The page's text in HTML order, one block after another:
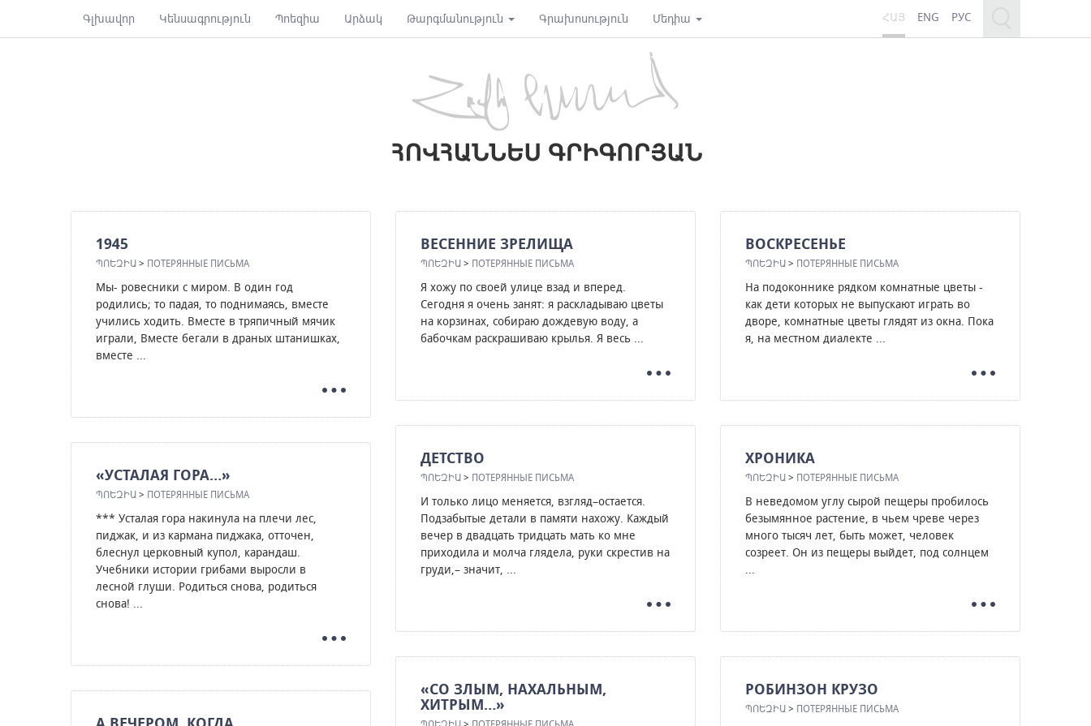
Գլխավոր Կենսագրություն Պոեզիա Արձակ Թարգմանություն Գրախոսություն Մեդիա ՀԱՅ ENG РУС
1945
ՊՈԵԶԻԱ> ПОТЕРЯННЫЕ ПИСЬМА
Мы- ровесники с миром. В один год
родились; то падая, то поднимаясь, вместе
учились ходить. Вместе в тряпичный мячик
играли, Вместе бегали в драных штанишках,
вместе ...
ВЕСЕННИЕ ЗРЕЛИЩА
ՊՈԵԶԻԱ> ПОТЕРЯННЫЕ ПИСЬМА
Я хожу по своей улице взад и вперед.
Сегодня я очень занят: я раскладываю цветы
на корзинах, собираю дождевую воду, а
бабочкам раскрашиваю крылья. Я весь ...
ВОСКРЕСЕНЬЕ
ՊՈԵԶԻԱ> ПОТЕРЯННЫЕ ПИСЬМА
На подоконнике рядком комнатные цветы -
как дети которых не выпускают играть во
дворе, комнатные цветы глядят из окна. Пока
я, на местном диалекте ...
ДЕТСТВО
ՊՈԵԶԻԱ> ПОТЕРЯННЫЕ ПИСЬМА
И только лицо меняется, взгляд–остается.
Подзабытые детали в памяти нахожу. Каждый
вечер в двадцать тридцать мать ко мне
приходила и молча глядела, руки скрестив на
груди,– значит, ...
ХРОНИКА
ՊՈԵԶԻԱ> ПОТЕРЯННЫЕ ПИСЬМА
В неведомом углу сырой пещеры пробилось
безымянное растение, в чьем чреве через
много тысяч лет, быть может, человек
созреет. Он из пещеры выйдет, под солнцем
«УСТАЛАЯ ГОРА…»
ՊՈԵԶԻԱ> ПОТЕРЯННЫЕ ПИСЬМА
*** Усталая гора накинула на плечи лес,
пиджак, и из кармана пиджака, отточен,
блеснул церковный купол, карандаш.
Учебники истории грибами выросли в
лесной глуши. Родиться снова, родиться
снова! ...
«СО ЗЛЫМ, НАХАЛЬНЫМ,
ХИТРЫМ…»
ՊՈԵԶԻԱ> ПОТЕРЯННЫЕ ПИСЬМА
РОБИНЗОН КРУЗО
ՊՈԵԶԻԱ> ПОТЕРЯННЫЕ ПИСЬМА